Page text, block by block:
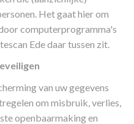
Het gaat hier om
computerprogramma's
Ede daar tussen zit.
van uw gegevens
om misbruik, verlies,
openbaarmaking en